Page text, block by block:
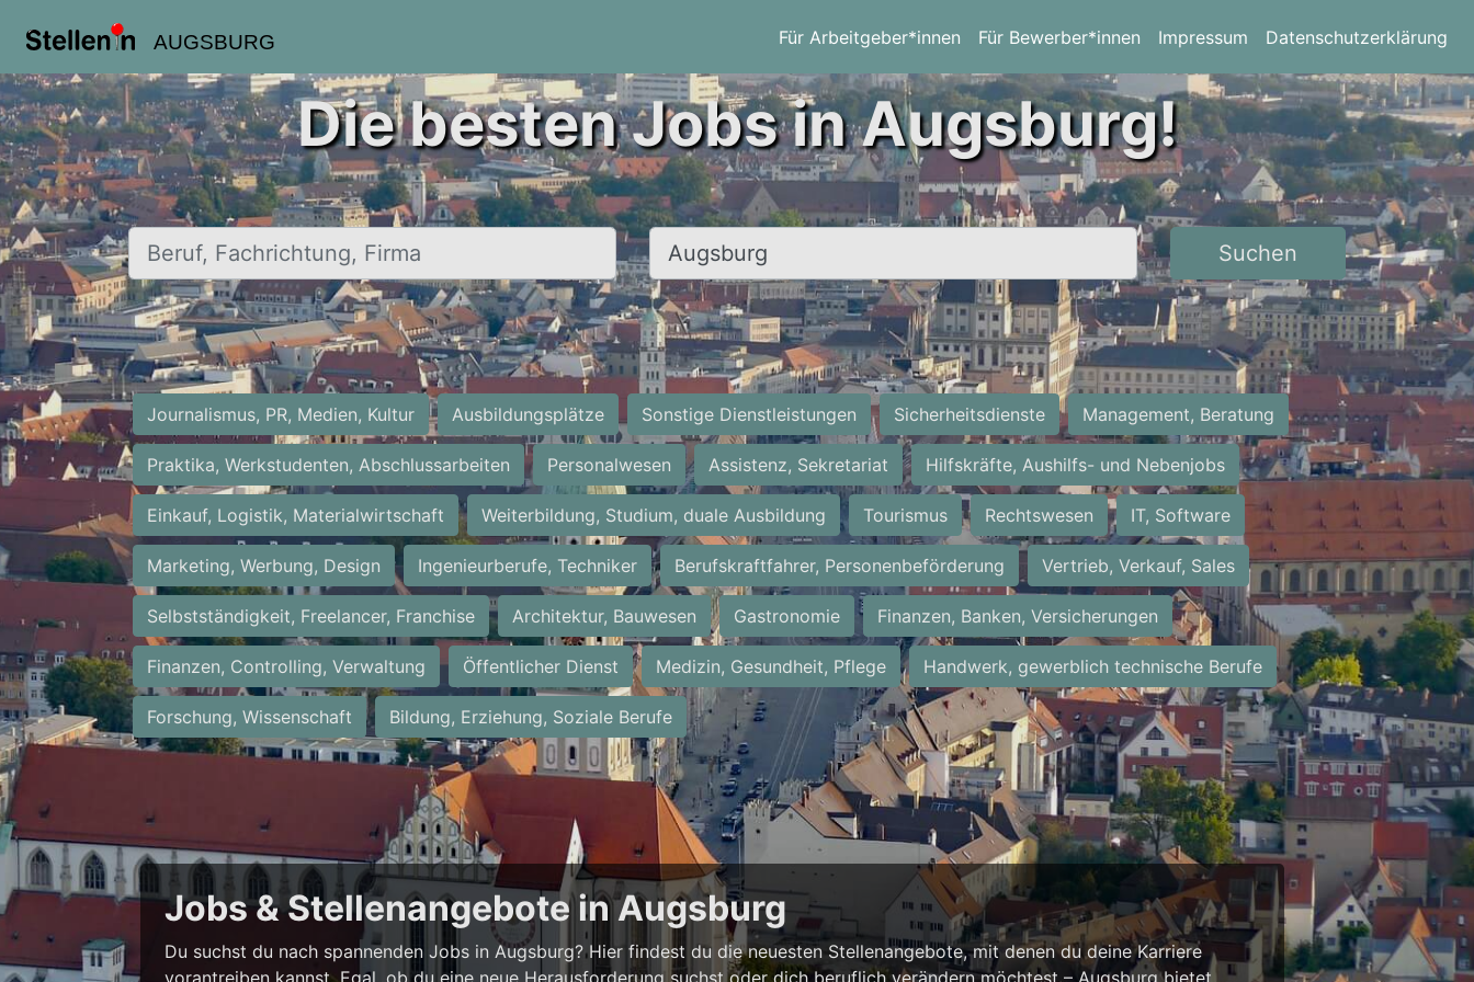
AUGSBURG Für Arbeitgeber*innen Für Bewerber*innen Impressum Datenschutzerklärung
Die besten Jobs in Augsburg!
Beruf, Fachrichtung, Firma Ort, Stadt Suchen
Journalismus, PR, Medien, Kultur Ausbildungsplätze Sonstige Dienstleistungen Sicherheitsdienste Management, Beratung
Praktika, Werkstudenten, Abschlussarbeiten Personalwesen Assistenz, Sekretariat Hilfskräfte, Aushilfs- und Nebenjobs
Einkauf, Logistik, Materialwirtschaft Weiterbildung, Studium, duale Ausbildung Tourismus Rechtswesen IT, Software
Marketing, Werbung, Design Ingenieurberufe, Techniker Berufskraftfahrer, Personenbeförderung Vertrieb, Verkauf, Sales
Selbstständigkeit, Freelancer, Franchise Architektur, Bauwesen Gastronomie Finanzen, Banken, Versicherungen
Finanzen, Controlling, Verwaltung Öffentlicher Dienst Medizin, Gesundheit, Pflege Handwerk, gewerblich technische Berufe
Forschung, Wissenschaft Bildung, Erziehung, Soziale Berufe
Jobs & Stellenangebote in Augsburg
Du suchst du nach spannenden Jobs in Augsburg? Hier findest du die neuesten Stellenangebote, mit denen du deine Karriere